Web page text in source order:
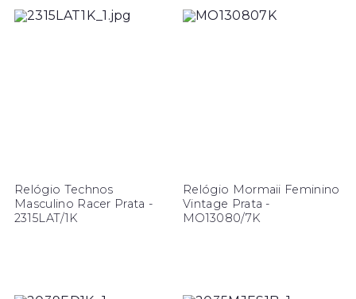
Relógio Technos
Masculino Racer Prata -
2315LAT/1K
Relógio Mormaii Feminino
Vintage Prata -
MO13080/7K